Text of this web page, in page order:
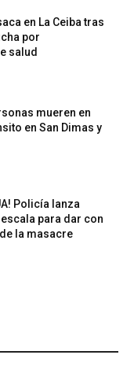
en La Ceiba tras
por
salud
mueren en
en San Dimas y
Policía lanza
para dar con
la masacre